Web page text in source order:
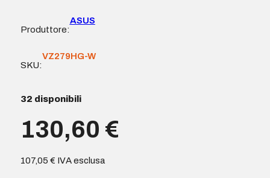
Produttore:
ASUS
SKU:
VZ279HG-W
32 disponibili
130,60 €
107,05 € IVA esclusa